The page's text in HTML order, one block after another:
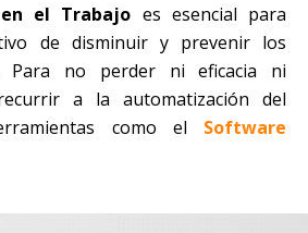
el Trabajo es esencial para
de disminuir y prevenir los
Para no perder ni eficacia ni
a la automatización del
como el Software